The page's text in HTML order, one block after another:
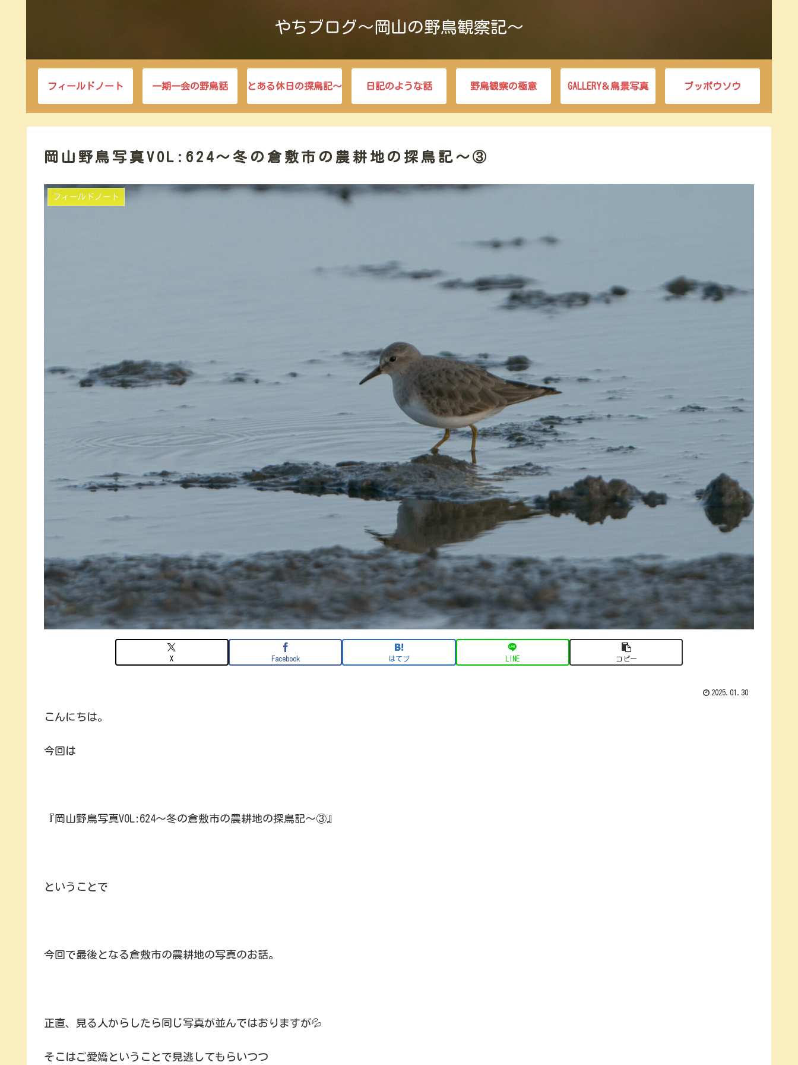
やちブログ～岡山の野鳥観察記～
フィールドノート 一期一会の野鳥話 とある休日の探鳥記～ 日記のような話 野鳥観察の極意 GALLERY＆鳥景写真 ブッポウソウ
岡山野鳥写真VOL:624～冬の倉敷市の農耕地の探鳥記～③
フィールドノート
X Facebook はてブ LINE コピー
2025.01.30
こんにちは。
今回は
『岡山野鳥写真VOL:624～冬の倉敷市の農耕地の探鳥記～③』
ということで
今回で最後となる倉敷市の農耕地の写真のお話。
正直、見る人からしたら同じ写真が並んではおりますが💦
そこはご愛嬌ということで見逃してもらいつつ